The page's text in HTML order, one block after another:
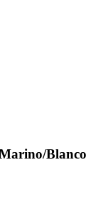
Blanco